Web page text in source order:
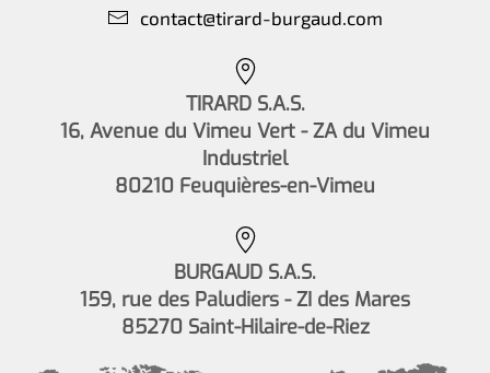
contact@tirard-burgaud.com
TIRARD S.A.S.
16, Avenue du Vimeu Vert - ZA du Vimeu
Industriel
80210 Feuquières-en-Vimeu
BURGAUD S.A.S.
159, rue des Paludiers - ZI des Mares
85270 Saint-Hilaire-de-Riez